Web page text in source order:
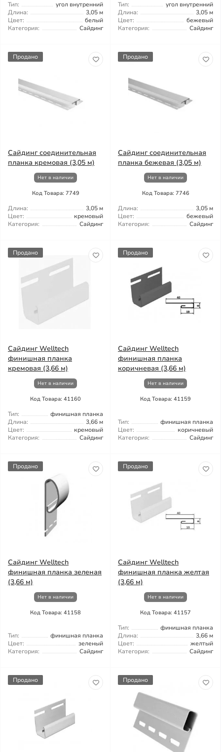
Тип:
угол внутренний
Длина:
3,05 м
Цвет:
белый
Категория:
Сайдинг
Тип:
угол внутренний
Длина:
3,05 м
Цвет:
бежевый
Категория:
Сайдинг
Продано
Сайдинг соединительная
планка кремовая (3,05 м)
Нет в наличии
Код Товара: 7749
Длина:
3,05 м
Цвет:
кремовый
Категория:
Сайдинг
Продано
Сайдинг соединительная
планка бежевая (3,05 м)
Нет в наличии
Код Товара: 7746
Длина:
3,05 м
Цвет:
бежевый
Категория:
Сайдинг
Продано
Сайдинг Welltech
финишная планка
кремовая (3,66 м)
Нет в наличии
Код Товара: 41160
Тип:
финишная планка
Длина:
3,66 м
Цвет:
кремовый
Категория:
Сайдинг
Продано
Сайдинг Welltech
финишная планка
коричневая (3,66 м)
Нет в наличии
Код Товара: 41159
Тип:
финишная планка
Цвет:
коричневый
Категория:
Сайдинг
Продано
Сайдинг Welltech
финишная планка зеленая
(3,66 м)
Нет в наличии
Код Товара: 41158
Тип:
финишная планка
Цвет:
зеленый
Категория:
Сайдинг
Продано
Сайдинг Welltech
финишная планка желтая
(3,66 м)
Нет в наличии
Код Товара: 41157
Тип:
финишная планка
Длина:
3,66 м
Цвет:
желтый
Категория:
Сайдинг
Продано Продано